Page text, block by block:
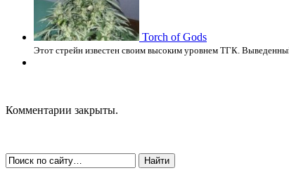
Torch of Gods
Этот стрейн известен своим высоким уровнем ТГК.
Комментарии закрыты.